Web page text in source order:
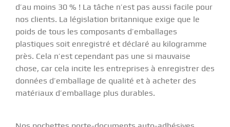
d’au moins 30 % ! La tâche n’est pas aussi facile pour
nos clients. La législation britannique exige que le
poids de tous les composants d’emballages
plastiques soit enregistré et déclaré au kilogramme
près. Cela n’est cependant pas une si mauvaise
chose, car cela incite les entreprises à enregistrer des
données d’emballage de qualité et à acheter des
matériaux d’emballage plus durables.